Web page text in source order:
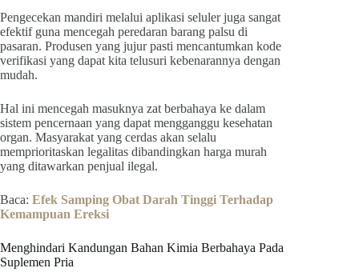
Pengecekan mandiri melalui aplikasi seluler juga sangat
efektif guna mencegah peredaran barang palsu di
pasaran. Produsen yang jujur pasti mencantumkan kode
verifikasi yang dapat kita telusuri kebenarannya dengan
mudah.
Hal ini mencegah masuknya zat berbahaya ke dalam
sistem pencernaan yang dapat mengganggu kesehatan
organ. Masyarakat yang cerdas akan selalu
memprioritaskan legalitas dibandingkan harga murah
yang ditawarkan penjual ilegal.
Baca: Efek Samping Obat Darah Tinggi Terhadap
Kemampuan Ereksi
Menghindari Kandungan Bahan Kimia Berbahaya Pada
Suplemen Pria